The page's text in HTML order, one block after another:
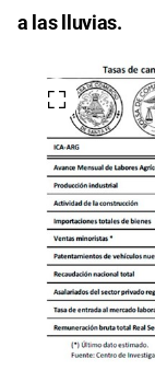
a las lluvias.